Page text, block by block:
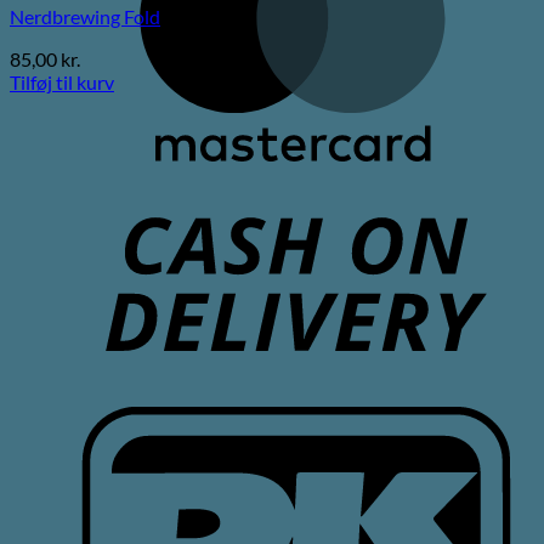
Nerdbrewing Fold
85,00 kr.
Tilføj til kurv